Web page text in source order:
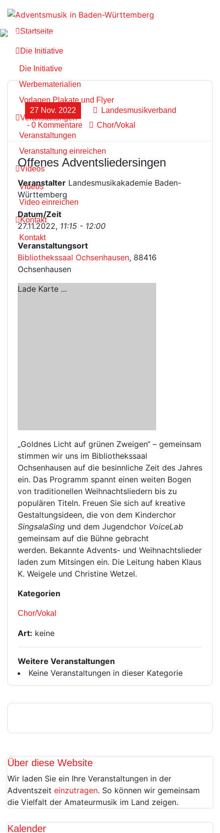
Inhalt
springenStartseite
Die Initiative
Die Initiative
Werbematerialien
Vorlagen Plakate und Flyer
Veranstaltungen
Veranstaltungen
Veranstaltung einreichen
Videos
Videos
Video einreichen
Kontakt
Kontakt
27 Nov. 2022
Landesmusikverband
- 0 Kommentare
Chor/Vokal
Offenes Adventsliedersingen
Veranstalter Landesmusikakademie Baden-
Württemberg
Datum/Zeit
27.11.2022, 11:15 - 12:00
Veranstaltungsort
Bibliothekssaal Ochsenhausen, 88416
Ochsenhausen
Lade Karte ...
„Goldnes Licht auf grünen Zweigen“ – gemeinsam
stimmen wir uns im Bibliothekssaal
Ochsenhausen auf die besinnliche Zeit des Jahres
ein. Das Programm spannt einen weiten Bogen
von traditionellen Weihnachtsliedern bis zu
populären Titeln. Freuen Sie sich auf kreative
Gestaltungsideen, die von dem Kinderchor
SingsalaSing und dem Jugendchor VoiceLab
gemeinsam auf die Bühne gebracht
werden. Bekannte Advents- und Weihnachtslieder
laden zum Mitsingen ein. Die Leitung haben Klaus
K. Weigele und Christine Wetzel.
Kategorien
Chor/Vokal
Art: keine
Weitere Veranstaltungen
Keine Veranstaltungen in dieser Kategorie
Über diese Website
Wir laden Sie ein Ihre Veranstaltungen in der
Adventszeit einzutragen. So können wir gemeinsam
die Vielfalt der Amateurmusik im Land zeigen.
Kalender